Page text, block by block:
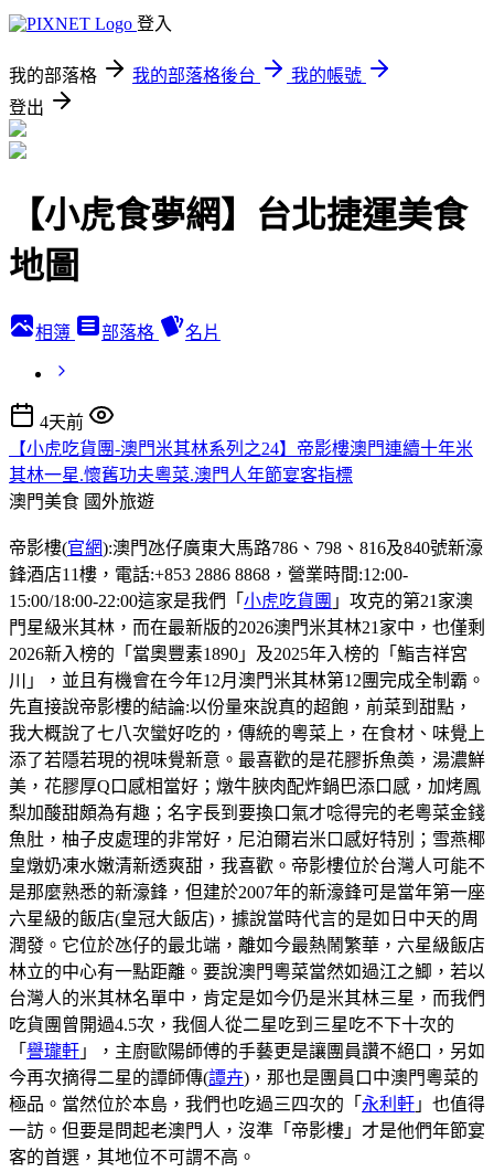
登入
我的部落格 我的部落格後台
我的帳號
登出
【小虎食夢網】台北捷運美食
地圖
相簿 部落格 名片
4天前
【小虎吃貨團-澳門米其林系列之24】帝影樓澳門連續十年米
其林一星.懷舊功夫粵菜.澳門人年節宴客指標
澳門美食 國外旅遊
帝影樓(官網):澳門氹仔廣東大馬路786、798、816及840號新濠
鋒酒店11樓，電話:+853 2886 8868，營業時間:12:00-
15:00/18:00-22:00這家是我們「 小虎吃貨團 」攻克的第21家澳
門星級米其林，而在最新版的2026澳門米其林21家中，也僅剩
2026新入榜的「當奧豐素1890」及2025年入榜的「鮨吉祥宮
川」，並且有機會在今年12月澳門米其林第12團完成全制霸。
先直接說帝影樓的結論:以份量來說真的超飽，前菜到甜點，
我大概說了七八次蠻好吃的，傳統的粵菜上，在食材、味覺上
添了若隱若現的視味覺新意。最喜歡的是花膠拆魚𡙡，湯濃鮮
美，花膠厚Q口感相當好；燉牛脥肉配炸鍋巴添口感，加烤鳳
梨加酸甜頗為有趣；名字長到要換口氣才唸得完的老粵菜金錢
魚肚，柚子皮處理的非常好，尼泊爾岩米口感好特別；雪燕椰
皇燉奶凍水嫩清新透爽甜，我喜歡。帝影樓位於台灣人可能不
是那麼熟悉的新濠鋒，但建於2007年的新濠鋒可是當年第一座
六星級的飯店(皇冠大飯店)，據說當時代言的是如日中天的周
潤發。它位於氹仔的最北端，離如今最熱鬧繁華，六星級飯店
林立的中心有一點距離。要說澳門粵菜當然如過江之鯽，若以
台灣人的米其林名單中，肯定是如今仍是米其林三星，而我們
吃貨團曾開過4.5次，我個人從二星吃到三星吃不下十次的
「 譽瓏軒 」，主廚歐陽師傅的手藝更是讓團員讚不絕口，另如
今再次摘得二星的譚師傳(譚卉)，那也是團員口中澳門粵菜的
極品。當然位於本島，我們也吃過三四次的「 永利軒 」也值得
一訪。但要是問起老澳門人，沒準「帝影樓」才是他們年節宴
客的首選，其地位不可謂不高。